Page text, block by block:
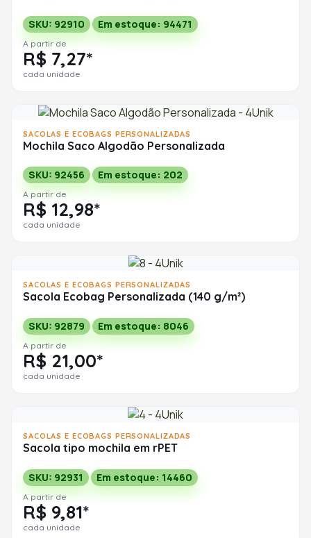
SKU: 92910 Em estoque: 94471
A partir de
R$ 7,27*
cada unidade
SACOLAS E ECOBAGS PERSONALIZADAS
Mochila Saco Algodão Personalizada
SKU: 92456 Em estoque: 202
A partir de
R$ 12,98*
cada unidade
SACOLAS E ECOBAGS PERSONALIZADAS
Sacola Ecobag Personalizada (140 g/m²)
SKU: 92879 Em estoque: 8046
A partir de
R$ 21,00*
cada unidade
SACOLAS E ECOBAGS PERSONALIZADAS
Sacola tipo mochila em rPET
SKU: 92931 Em estoque: 14460
A partir de
R$ 9,81*
cada unidade